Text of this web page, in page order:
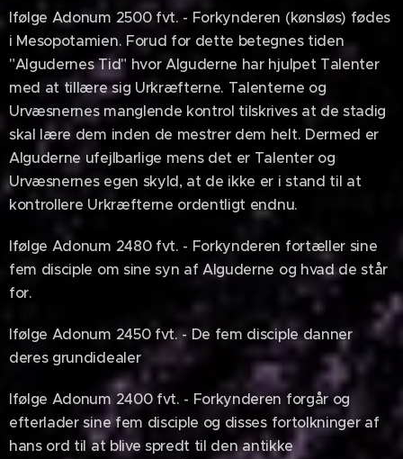
Ifølge Adonum 2500 fvt. - Forkynderen (kønsløs) fødes
i Mesopotamien. Forud for dette betegnes tiden
"Algudernes Tid" hvor Alguderne har hjulpet Talenter
med at tillære sig Urkræfterne. Talenterne og
Urvæsnernes manglende kontrol tilskrives at de stadig
skal lære dem inden de mestrer dem helt. Dermed er
Alguderne ufejlbarlige mens det er Talenter og
Urvæsnernes egen skyld, at de ikke er i stand til at
kontrollere Urkræfterne ordentligt endnu.
Ifølge Adonum 2480 fvt. - Forkynderen fortæller sine
fem disciple om sine syn af Alguderne og hvad de står
for.
Ifølge Adonum 2450 fvt. - De fem disciple danner
deres grundidealer
Ifølge Adonum 2400 fvt. - Forkynderen forgår og
efterlader sine fem disciple og disses fortolkninger af
hans ord til at blive spredt til den antikke